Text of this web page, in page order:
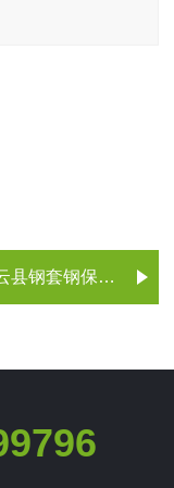
钢保温管 江苏